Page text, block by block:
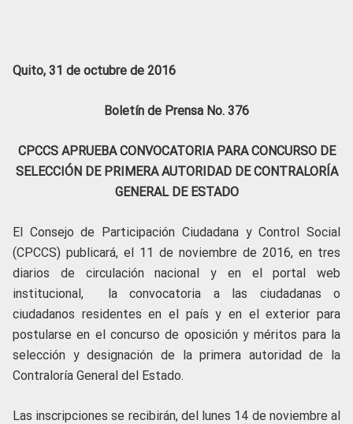
Quito, 31 de octubre de 2016
Boletín de Prensa No. 376
CPCCS APRUEBA CONVOCATORIA PARA CONCURSO DE
SELECCIÓN DE PRIMERA AUTORIDAD DE CONTRALORÍA
GENERAL DE ESTADO
El Consejo de Participación Ciudadana y Control Social
(CPCCS) publicará, el 11 de noviembre de 2016, en tres
diarios de circulación nacional y en el portal web
institucional, la convocatoria a las ciudadanas o
ciudadanos residentes en el país y en el exterior para
postularse en el concurso de oposición y méritos para la
selección y designación de la primera autoridad de la
Contraloría General del Estado.
Las inscripciones se recibirán, del lunes 14 de noviembre al